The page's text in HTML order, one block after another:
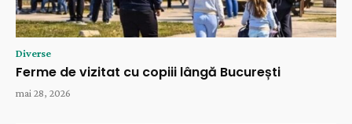
Diverse
Ferme de vizitat cu copiii lângă București
mai 28, 2026